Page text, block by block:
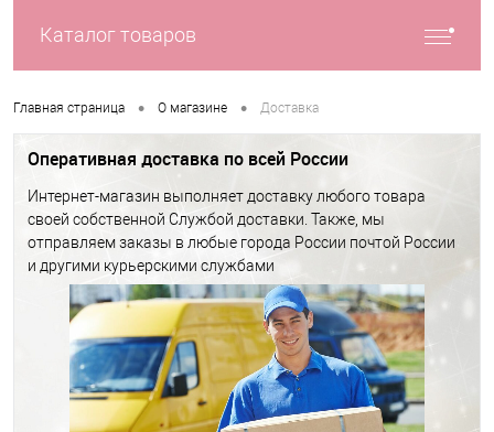
Каталог товаров
Главная страница • О магазине • Доставка
Оперативная доставка по всей России
Интернет-магазин выполняет доставку любого товара
своей собственной Службой доставки. Также, мы
отправляем заказы в любые города России почтой России
и другими курьерскими службами